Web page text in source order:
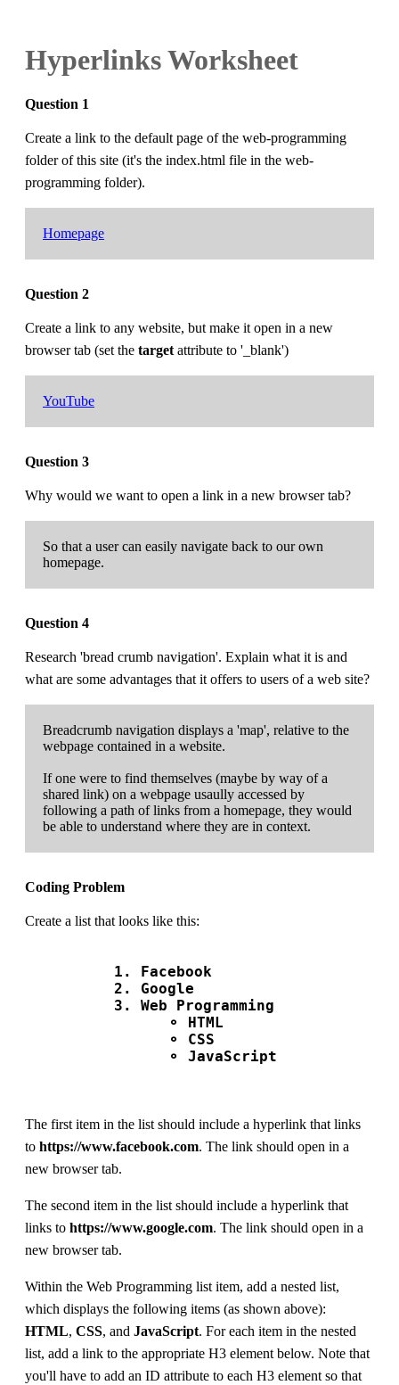
Hyperlinks Worksheet
Question 1
Create a link to the default page of the web-programming
folder of this site (it's the index.html file in the web-
programming folder).
Homepage
Question 2
Create a link to any website, but make it open in a new
browser tab (set the target attribute to '_blank')
YouTube
Question 3
Why would we want to open a link in a new browser tab?
So that a user can easily navigate back to our own
homepage.
Question 4
Research 'bread crumb navigation'. Explain what it is and
what are some advantages that it offers to users of a web site?
Breadcrumb navigation displays a 'map', relative to the
webpage contained in a website.
If one were to find themselves (maybe by way of a
shared link) on a webpage usaully accessed by
following a path of links from a homepage, they would
be able to understand where they are in context.
Coding Problem
Create a list that looks like this:
          1. Facebook
          2. Google
          3. Web Programming
The first item in the list should include a hyperlink that links
to https://www.facebook.com. The link should open in a
new browser tab.
The second item in the list should include a hyperlink that
links to https://www.google.com. The link should open in a
new browser tab.
Within the Web Programming list item, add a nested list,
which displays the following items (as shown above):
HTML, CSS, and JavaScript. For each item in the nested
list, add a link to the appropriate H3 element below. Note that
you'll have to add an ID attribute to each H3 element so that